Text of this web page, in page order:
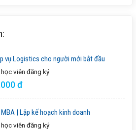
vụ Logistics cho người mới bắt đầu
viên đăng ký
đ
| Lập kế hoạch kinh doanh
viên đăng ký